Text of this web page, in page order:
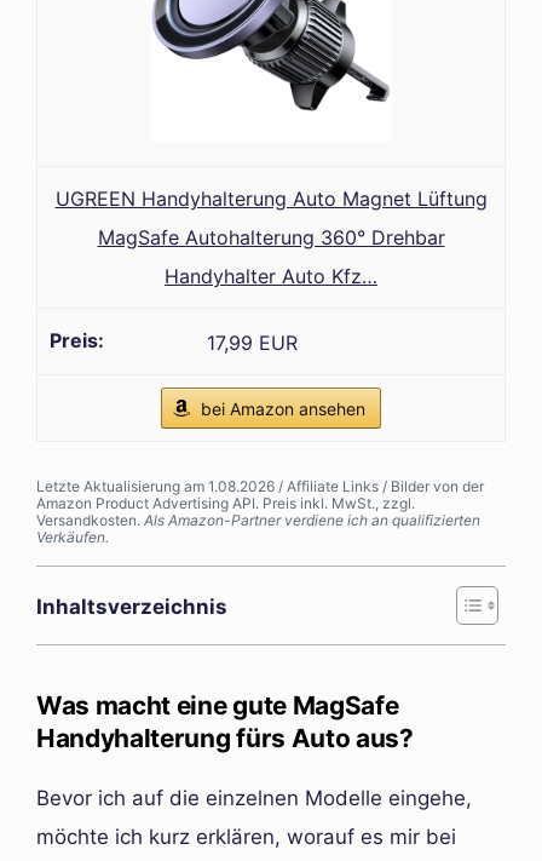
UGREEN Handyhalterung Auto Magnet Lüftung
MagSafe Autohalterung 360° Drehbar
Handyhalter Auto Kfz…
17,99 EUR
bei Amazon ansehen
Letzte Aktualisierung am 1.08.2026 / Affiliate Links / Bilder von der
Amazon Product Advertising API. Preis inkl. MwSt., zzgl.
Versandkosten. Als Amazon-Partner verdiene ich an qualifizierten
Verkäufen.
Inhaltsverzeichnis
Was macht eine gute MagSafe
Handyhalterung fürs Auto aus?
Bevor ich auf die einzelnen Modelle eingehe,
möchte ich kurz erklären, worauf es mir bei